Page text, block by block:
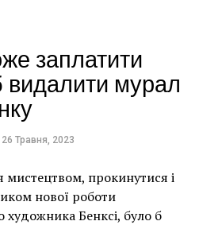
заплатити
видалити мурал
26 Травня, 2023
мистецтвом, прокинутися і
нової роботи
художника Бенксі, було б